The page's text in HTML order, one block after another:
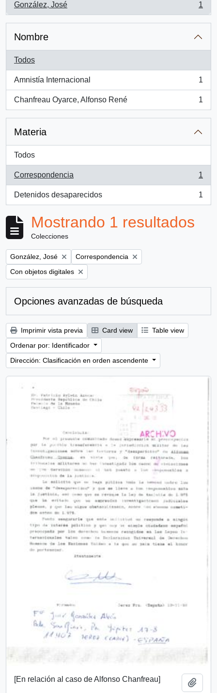
González, José
, 1 resultados
1
Nombre
Todos
Amnistía Internacional
, 1 resultados
1
Chanfreau Oyarce, Alfonso René
, 1 resultados
1
Materia
Todos
Correspondencia
, 1 resultados
1
Detenidos desaparecidos
, 1 resultados
1
Mostrando 1 resultados
Colecciones
Remove filter:
González, José Remove filter:
Correspondencia
Remove filter:
Con objetos digitales
Opciones avanzadas de búsqueda
Imprimir vista previa Card view
Table view
Ordenar por: Identificador
Dirección: Clasificación en orden ascendente
[En relación al caso de Alfonso Chanfreau]